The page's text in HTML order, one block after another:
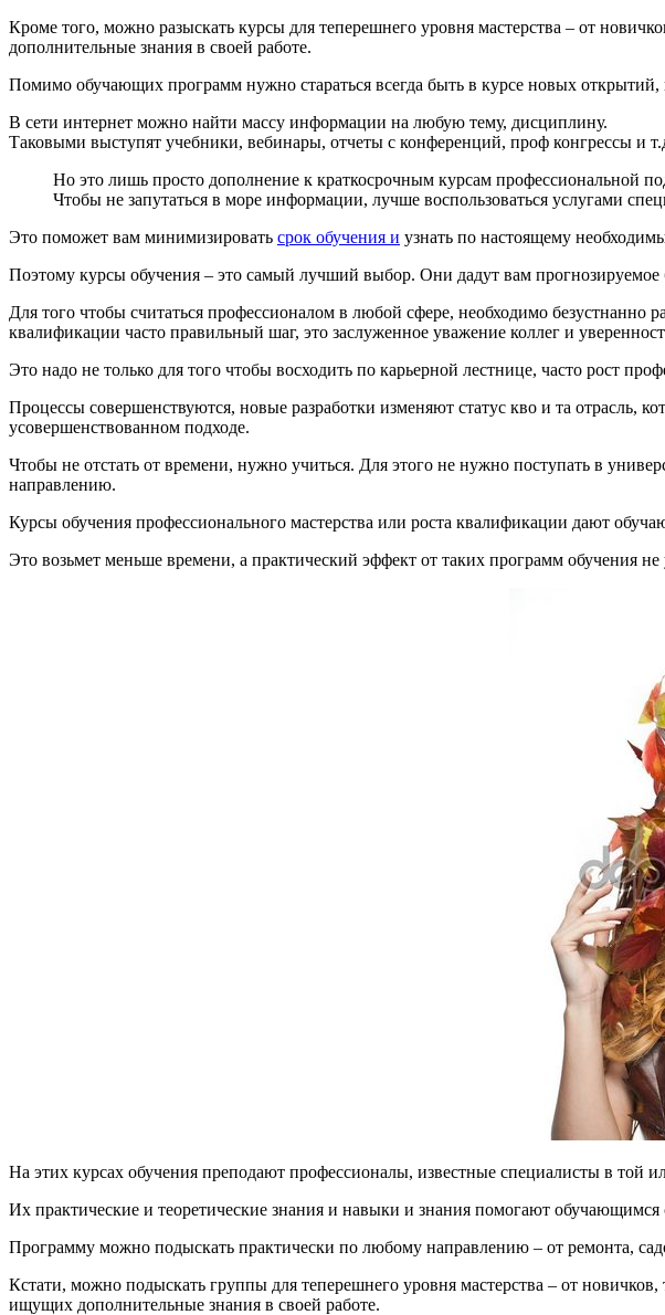
Кроме того, можно разыскать курсы для теперешнего уровня мастерства – от
дополнительные знания в своей работе.
Помимо обучающих программ нужно стараться всегда быть в курсе новых
В сети интернет можно найти массу информации на любую тему, дисциплину.
Таковыми выступят учебники, вебинары, отчеты с конференций, проф конгрессы и
Но это лишь просто дополнение к краткосрочным курсам профессиональной
Чтобы не запутаться в море информации, лучше воспользоваться услугами
Это поможет вам минимизировать срок обучения и узнать по настоящему
Поэтому курсы обучения – это самый лучший выбор. Они дадут вам прогнозируемое
Для того чтобы считаться профессионалом в любой сфере, необходимо
квалификации часто правильный шаг, это заслуженное уважение коллег и
Это надо не только для того чтобы восходить по карьерной лестнице, часто рост
Процессы совершенствуются, новые разработки изменяют статус кво и та отрасль,
усовершенствованном подходе.
Чтобы не отстать от времени, нужно учиться. Для этого не нужно поступать в
направлению.
Курсы обучения профессионального мастерства или роста квалификации дают
Это возьмет меньше времени, а практический эффект от таких программ обучения
На этих курсах обучения преподают профессионалы, известные специалисты в той
Их практические и теоретические знания и навыки и знания помогают
Программу можно подыскать практически по любому направлению – от ремонта,
Кстати, можно подыскать группы для теперешнего уровня мастерства – от
ищущих дополнительные знания в своей работе.